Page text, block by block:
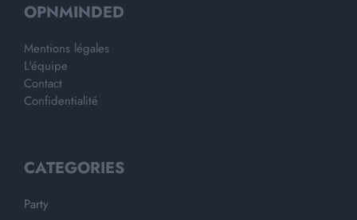
OPNMINDED
Mentions légales
L'équipe
Contact
Confidentialité
CATEGORIES
Party